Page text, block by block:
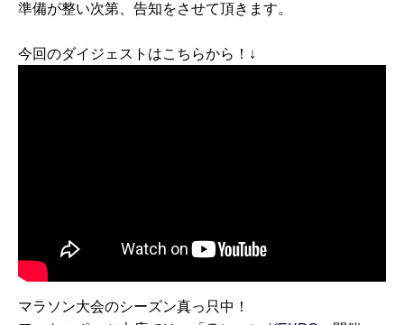
準備が整い次第、告知をさせて頂きます。
今回のダイジェストはこちらから！↓
マラソン大会のシーズン真っ只中！